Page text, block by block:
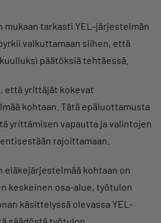
mukaan tarkasti YEL-järjestelmän
vaikuttamaan siihen, että
päätöksiä tehtäessä.
että yrittäjät kokevat
kohtaan. Tätä epäluottamusta
yrittämisen vapautta ja valintojen
rajoittamaan.
kohtaan on
keskeinen osa-alue, työtulon
käsittelyssä olevassa YEL-